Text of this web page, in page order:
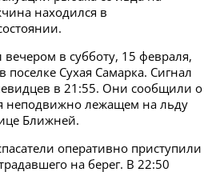
находился в
в субботу, 15 февраля,
поселке Сухая Самарка. Сигнал
в 21:55. Они сообщили о
неподвижно лежащем на льду
Ближней.
оперативно приступили
на берег. В 22:50